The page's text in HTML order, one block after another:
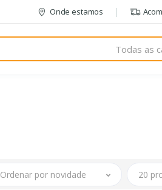
Onde estamos
Todas as
Ordenar por novidade 20